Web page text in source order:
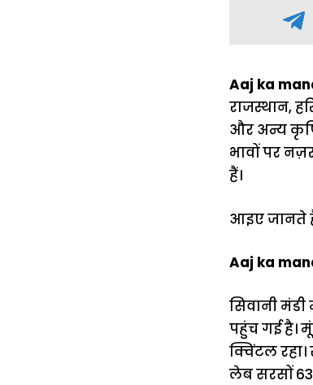
Aaj ka
राजस्थान,
और अन्य कृषि
भावों पर
हैं।
आइए जानते
Aaj ka
सिवानी
पहुंच गई है।
क्विंटल
लेब सरसों